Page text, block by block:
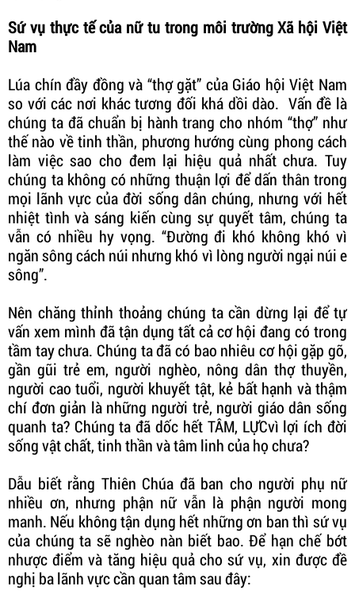
Sứ vụ thực tế của nữ tu trong môi trường Xã hội Việt
Nam
Lúa chín đầy đồng và “thợ gặt” của Giáo hội Việt Nam
so với các nơi khác tương đối khá dồi dào. Vấn đề là
chúng ta đã chuẩn bị hành trang cho nhóm “thợ” như
thế nào về tinh thần, phương hướng cùng phong cách
làm việc sao cho đem lại hiệu quả nhất chưa. Tuy
chúng ta không có những thuận lợi để dấn thân trong
mọi lãnh vực của đời sống dân chúng, nhưng với hết
nhiệt tình và sáng kiến cùng sự quyết tâm, chúng ta
vẫn có nhiều hy vọng. “Đường đi khó không khó vì
ngăn sông cách núi nhưng khó vì lòng người ngại núi e
sông”.
Nên chăng thỉnh thoảng chúng ta cần dừng lại để tự
vấn xem mình đã tận dụng tất cả cơ hội đang có trong
tầm tay chưa. Chúng ta đã có bao nhiêu cơ hội gặp gỡ,
gần gũi trẻ em, người nghèo, nông dân thợ thuyền,
người cao tuổi, người khuyết tật, kẻ bất hạnh và thậm
chí đơn giản là những người trẻ, người giáo dân sống
quanh ta? Chúng ta đã dốc hết TÂM, LỰCvì lợi ích đời
sống vật chất, tinh thần và tâm linh của họ chưa?
Dẫu biết rằng Thiên Chúa đã ban cho người phụ nữ
nhiều ơn, nhưng phận nữ vẫn là phận người mong
manh. Nếu không tận dụng hết những ơn ban thì sứ vụ
của chúng ta sẽ nghèo nàn biết bao. Để hạn chế bớt
nhược điểm và tăng hiệu quả cho sứ vụ, xin được đề
nghị ba lãnh vực cần quan tâm sau đây: